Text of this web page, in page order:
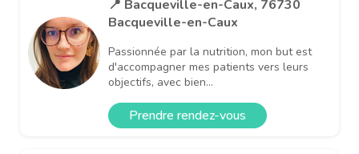
📍 Bacqueville-en-Caux, 76730
Bacqueville-en-Caux
Passionnée par la nutrition, mon but est
d'accompagner mes patients vers leurs
objectifs, avec bien...
Prendre rendez-vous